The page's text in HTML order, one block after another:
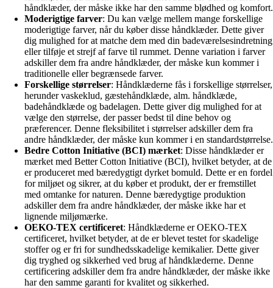
håndklæder, der måske ikke har den samme blødhed og komfort.
Moderigtige farver: Du kan vælge mellem mange forskellige
moderigtige farver, når du køber disse håndklæder. Dette giver
dig mulighed for at matche dem med din badeværelsesindretning
eller tilføje et strejf af farve til rummet. Denne variation i farver
adskiller dem fra andre håndklæder, der måske kun kommer i
traditionelle eller begrænsede farver.
Forskellige størrelser: Håndklæderne fås i forskellige størrelser,
herunder vaskeklud, gæstehåndklæde, alm. håndklæde,
badehåndklæde og badelagen. Dette giver dig mulighed for at
vælge den størrelse, der passer bedst til dine behov og
præferencer. Denne fleksibilitet i størrelser adskiller dem fra
andre håndklæder, der måske kun kommer i en standardstørrelse.
Bedre Cotton Initiative (BCI) mærket: Disse håndklæder er
mærket med Better Cotton Initiative (BCI), hvilket betyder, at de
er produceret med bæredygtigt dyrket bomuld. Dette er en fordel
for miljøet og sikrer, at du køber et produkt, der er fremstillet
med omtanke for naturen. Denne bæredygtige produktion
adskiller dem fra andre håndklæder, der måske ikke har et
lignende miljømærke.
OEKO-TEX certificeret: Håndklæderne er OEKO-TEX
certificeret, hvilket betyder, at de er blevet testet for skadelige
stoffer og er fri for sundhedsskadelige kemikalier. Dette giver
dig tryghed og sikkerhed ved brug af håndklæderne. Denne
certificering adskiller dem fra andre håndklæder, der måske ikke
har den samme garanti for kvalitet og sikkerhed.